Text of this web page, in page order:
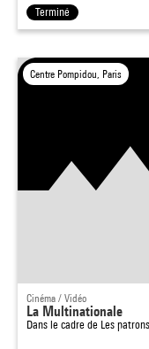
Terminé
Centre Pompidou, Paris
Cinéma / Vidéo
La Multinationale
Dans le cadre de Les patrons